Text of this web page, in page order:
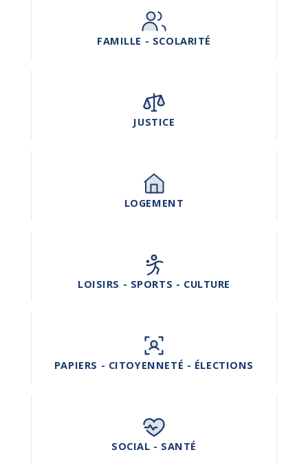
FAMILLE - SCOLARITÉ
JUSTICE
LOGEMENT
LOISIRS - SPORTS - CULTURE
PAPIERS - CITOYENNETÉ - ÉLECTIONS
SOCIAL - SANTÉ